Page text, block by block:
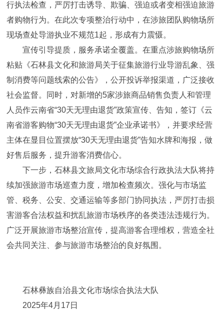
行执法检查，严厉打击诱导、欺骗、强迫或者变相强迫旅游
者购物行为。在此次专项整治行动中，在涉旅团队购物场所
现场查处导游执业不规范1起，形成有力震慑。
宣传引导提质，服务承诺全覆盖。在重点涉旅购物场所
粘贴《石林县文化和旅游局关于征集旅游行业导游乱象、强
制消费等问题线索的公告》，公开投诉举报渠道，广泛接收
社会监督。同时，对新增的5家涉旅商品销售负责人和管理
人员作云南省“30天无理由退货”政策宣传、告知，签订《云
南省游客购物“30天无理由退货”企业承诺书》，并要求经营
主体在显目位置摆放“30天无理由退货”告知水牌和海报，做
好售后服务，提升游客消费信心。
下一步，石林县文旅局文化市场综合行政执法大队将持
续加强旅游市场巡查力度，增加检查频次。强化与市场监
管、税务、公安、交通运输等多部门协同执法，严厉打击损
害游客合法权益和扰乱旅游市场秩序的各类违法违规行为。
广泛开展旅游市场整治宣传，提高游客合理维权，营造全社
会共同关注、参与旅游市场整治的良好氛围。
石林彝族自治县文化市场综合执法大队
2025年4月17日